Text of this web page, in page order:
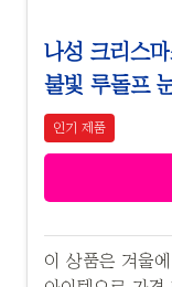
나성 크리스
불빛 루돌프
인기 제품
이 상품은 겨울